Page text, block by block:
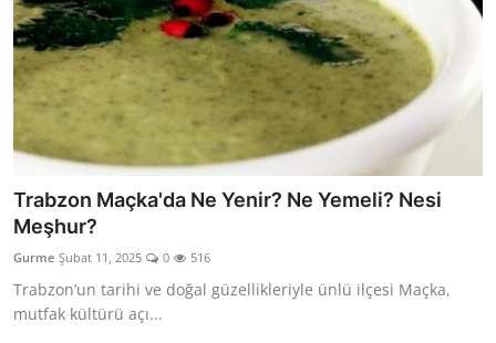
Trabzon Maçka'da Ne Yenir? Ne Yemeli? Nesi
Meşhur?
Gurme Şubat 11, 2025 0 516
Trabzon’un tarihi ve doğal güzellikleriyle ünlü ilçesi Maçka,
mutfak kültürü açı...